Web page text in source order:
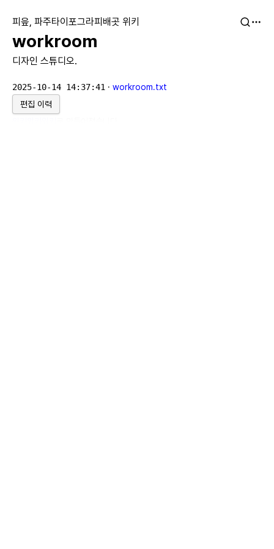
피읖, 파주타이포그라피배곳 위키
workroom
디자인 스튜디오.
2025-10-14 14:37:41 · workroom.txt
편집 이력